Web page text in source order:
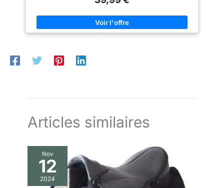
Articles similaires
Nov
12
2024